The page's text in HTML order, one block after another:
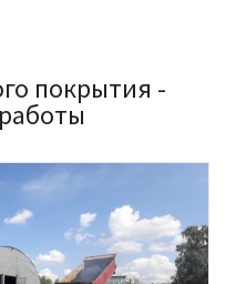
покрытия -